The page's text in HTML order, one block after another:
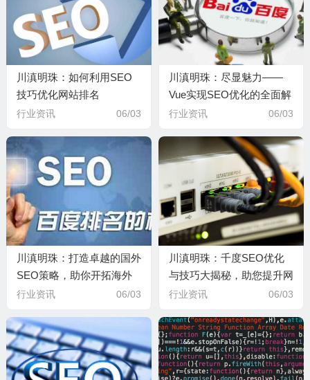
川滇明珠：如何利用SEO
技巧优化网站排名
行业资讯 06/03
川滇明珠：尽显魅力——
Vue实现SEO优化的全面解
析
行业资讯 06/03
川滇明珠：打造卓越的国外
SEO策略，助你开拓海外
市场
行业资讯 06/03
川滇明珠：千度SEO优化
与技巧大揭秘，助您提升网
站排名
行业资讯 06/03